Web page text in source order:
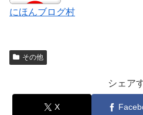
にほんブログ村
その他
シェア
X